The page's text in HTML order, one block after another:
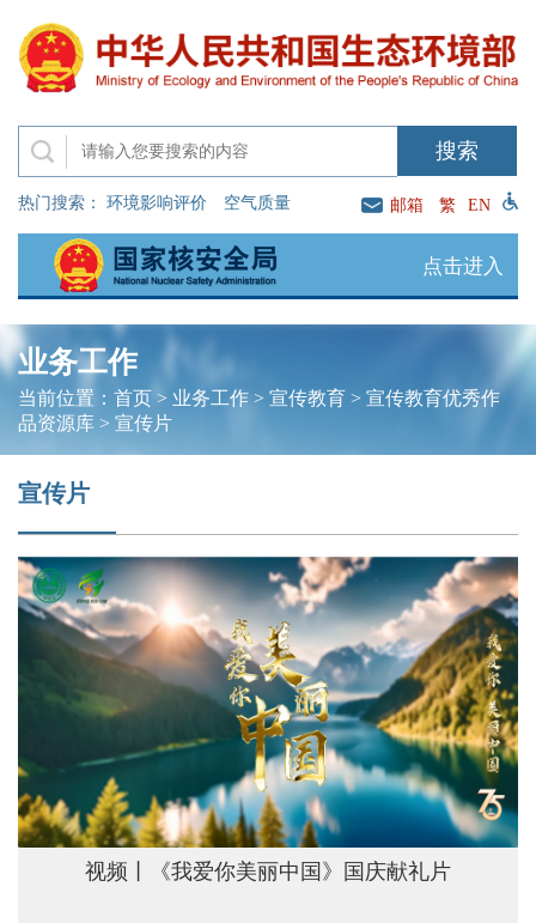
热门搜索： 环境影响评价 空气质量 邮箱 繁 EN
点击进入
业务工作
当前位置： 首页> 业务工作> 宣传教育> 宣传教育优秀作
品资源库> 宣传片
宣传片
视频丨《我爱你美丽中国》国庆献礼片